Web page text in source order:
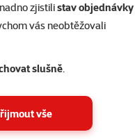
zjistilistav objednávky
vás neobtěžovali
slušně.
vše
vliv na jejich